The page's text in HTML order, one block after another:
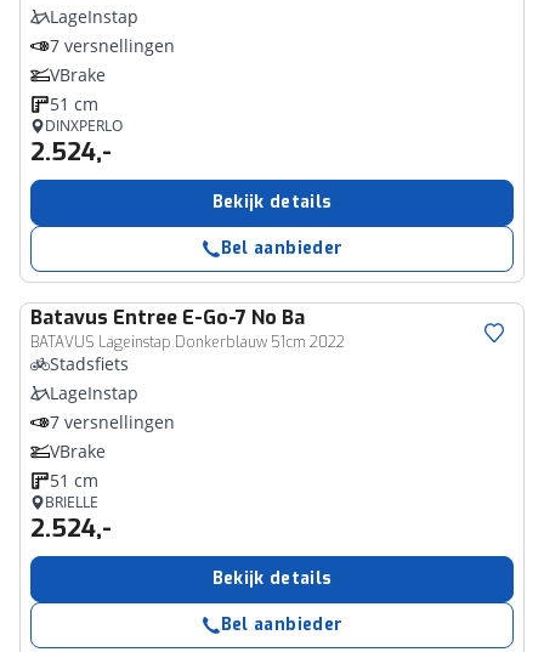
LageInstap
7 versnellingen
VBrake
51 cm
DINXPERLO
2.524,-
Bekijk details
Bel aanbieder
Batavus Entree E-Go-7 No Ba
BATAVUS Lageinstap Donkerblauw 51cm 2022
Stadsfiets
LageInstap
7 versnellingen
VBrake
51 cm
BRIELLE
2.524,-
Bekijk details
Bel aanbieder